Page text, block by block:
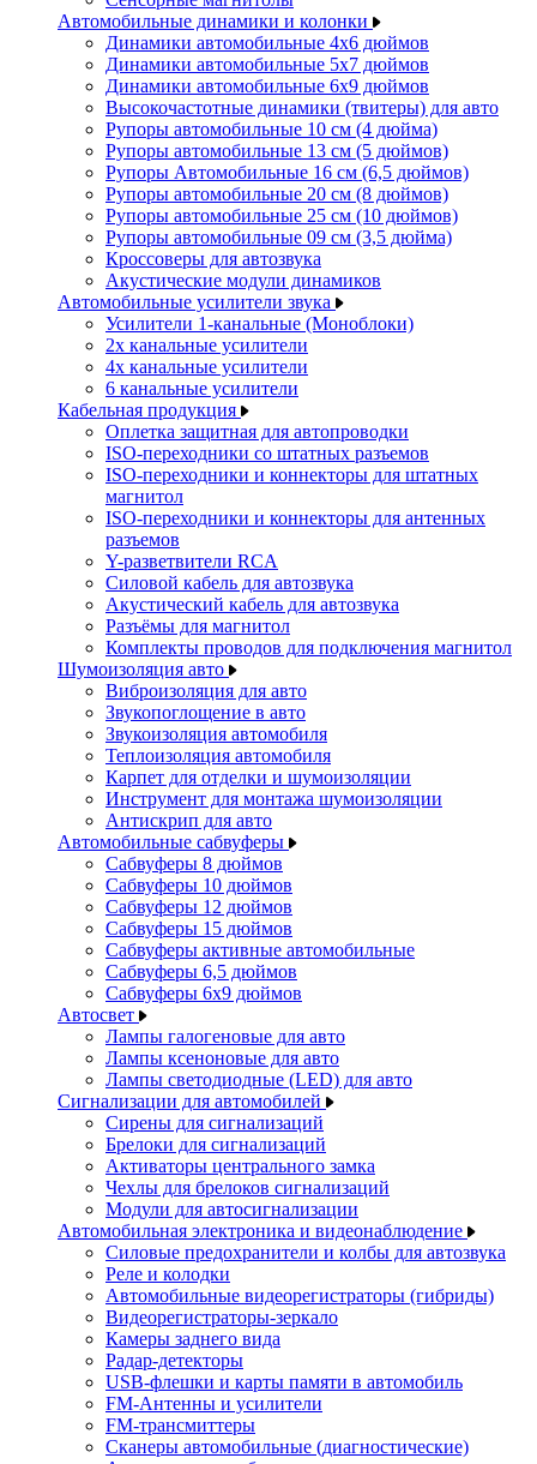
Автомобильные динамики и колонки
Динамики автомобильные 4x6 дюймов
Динамики автомобильные 5x7 дюймов
Динамики автомобильные 6x9 дюймов
Высокочастотные динамики (твитеры) для авто
Рупоры автомобильные 10 см (4 дюйма)
Рупоры автомобильные 13 см (5 дюймов)
Рупоры Автомобильные 16 см (6,5 дюймов)
Рупоры автомобильные 20 см (8 дюймов)
Рупоры автомобильные 25 см (10 дюймов)
Рупоры автомобильные 09 см (3,5 дюйма)
Кроссоверы для автозвука
Акустические модули динамиков
Автомобильные усилители звука
Усилители 1-канальные (Моноблоки)
2х канальные усилители
4х канальные усилители
6 канальные усилители
Кабельная продукция
Оплетка защитная для автопроводки
ISO-переходники со штатных разъемов
ISO-переходники и коннекторы для штатных
магнитол
ISO-переходники и коннекторы для антенных
разъемов
Y-разветвители RCA
Силовой кабель для автозвука
Акустический кабель для автозвука
Разъёмы для магнитол
Комплекты проводов для подключения магнитол
Шумоизоляция авто
Виброизоляция для авто
Звукопоглощение в авто
Звукоизоляция автомобиля
Теплоизоляция автомобиля
Карпет для отделки и шумоизоляции
Инструмент для монтажа шумоизоляции
Антискрип для авто
Автомобильные сабвуферы
Сабвуферы 8 дюймов
Сабвуферы 10 дюймов
Сабвуферы 12 дюймов
Сабвуферы 15 дюймов
Сабвуферы активные автомобильные
Сабвуферы 6,5 дюймов
Сабвуферы 6x9 дюймов
Автосвет
Лампы галогеновые для авто
Лампы ксеноновые для авто
Лампы светодиодные (LED) для авто
Сигнализации для автомобилей
Сирены для сигнализаций
Брелоки для сигнализаций
Активаторы центрального замка
Чехлы для брелоков сигнализаций
Модули для автосигнализации
Автомобильная электроника и видеонаблюдение
Силовые предохранители и колбы для автозвука
Реле и колодки
Автомобильные видеорегистраторы (гибриды)
Видеорегистраторы-зеркало
Камеры заднего вида
Радар-детекторы
USB-флешки и карты памяти в автомобиль
FM-Антенны и усилители
FM-трансмиттеры
Сканеры автомобильные (диагностические)